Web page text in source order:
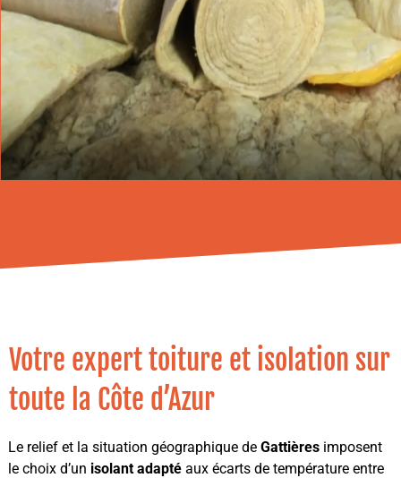
Votre expert toiture et isolation sur
toute la Côte d’Azur
Le relief et la situation géographique de Gattières imposent
le choix d’un isolant adapté aux écarts de température entre